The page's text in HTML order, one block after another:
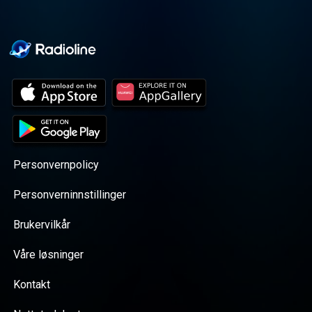
Personvernpolicy
Personverninnstillinger
Brukervilkår
Våre løsninger
Kontakt